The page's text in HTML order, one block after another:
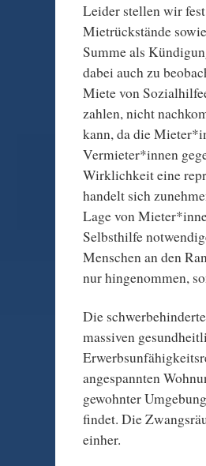
Leider stellen wir
Mietrückstände
Summe als
dabei auch zu
Miete von
zahlen, nicht
kann, da die
Vermieter*innen
Wirklichkeit eine
handelt sich
Lage von
Selbsthilfe
Menschen an den
nur hingenommen,
Die
massiven
angespannten
gewohnter
findet. Die
einher.